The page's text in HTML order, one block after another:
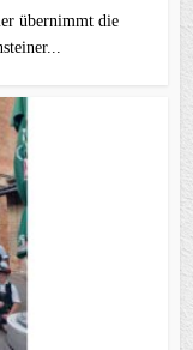
übernimmt die